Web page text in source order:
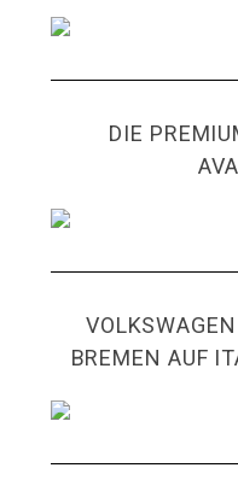
DIE
BREMEN AUF